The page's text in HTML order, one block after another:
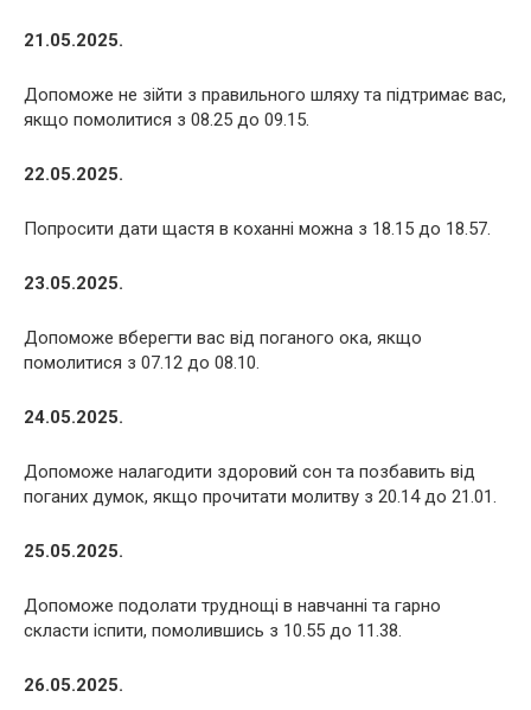
21.05.2025.
Допоможе не зійти з правильного шляху та підтримає вас,
якщо помолитися з 08.25 до 09.15.
22.05.2025.
Попросити дати щастя в коханні можна з 18.15 до 18.57.
23.05.2025.
Допоможе вберегти вас від поганого ока, якщо
помолитися з 07.12 до 08.10.
24.05.2025.
Допоможе налагодити здоровий сон та позбавить від
поганих думок, якщо прочитати молитву з 20.14 до 21.01.
25.05.2025.
Допоможе подолати труднощі в навчанні та гарно
скласти іспити, помолившись з 10.55 до 11.38.
26.05.2025.